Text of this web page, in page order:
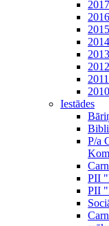
2017
2016
2015
2014
2013
2012
2011
2010
Iestādes
P/a
PII
PII